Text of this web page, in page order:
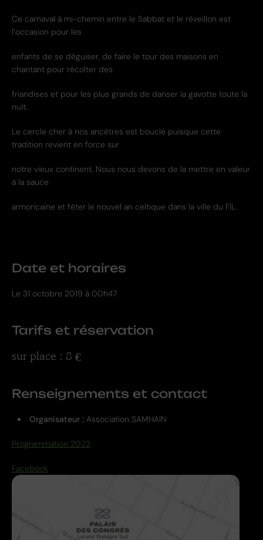
Ce carnaval à mi-chemin entre le Sabbat et le réveillon est
l’occasion pour les
enfants de se déguiser, de faire le tour des maisons en
chantant pour récolter des
friandises et pour les plus grands de danser la gavotte toute la
nuit.
Le cercle cher à nos ancêtres est bouclé puisque cette
tradition revient en force sur
notre vieux continent. Nous nous devons de la mettre en valeur
à la sauce
armoricaine et fêter le nouvel an celtique dans la ville du FIL.
Date et horaires
Le 31 octobre 2019 à 00h47
Tarifs et réservation
sur place : 8 €
Renseignements et contact
Organisateur : Association SAMHAIN
Programmation 2022
Facebook